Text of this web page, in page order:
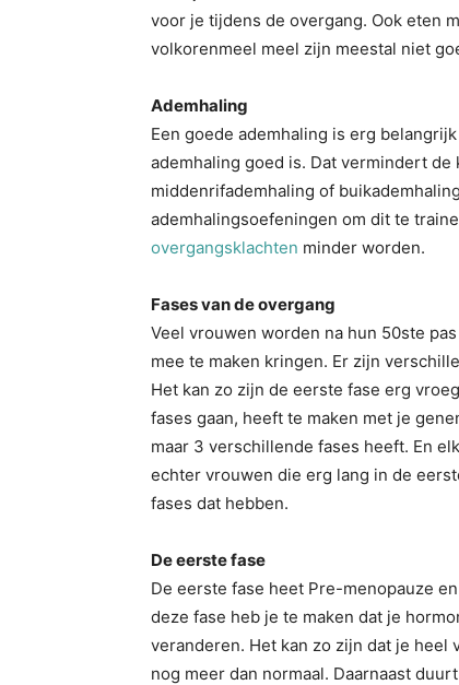
voor je tijdens de overgang. Ook eten
volkorenmeel meel zijn meestal niet
Ademhaling
Een goede ademhaling is erg
ademhaling goed is. Dat vermindert
middenrifademhaling of
ademhalingsoefeningen om dit te
overgangsklachten minder worden.
Fases van de overgang
Veel vrouwen worden na hun 50ste
mee te maken kringen. Er zijn
Het kan zo zijn de eerste fase erg
fases gaan, heeft te maken met je
maar 3 verschillende fases heeft. En
echter vrouwen die erg lang in de
fases dat hebben.
De eerste fase
De eerste fase heet Pre-menopauze
deze fase heb je te maken dat je
veranderen. Het kan zo zijn dat je heel
nog meer dan normaal. Daarnaast